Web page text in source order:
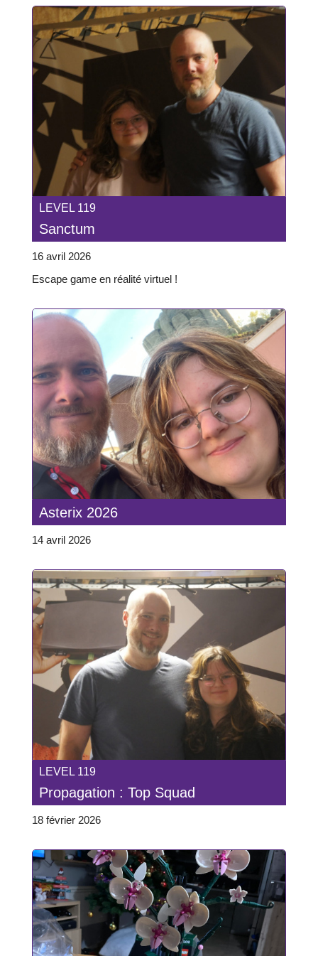
LEVEL 119
Sanctum
16 avril 2026
Escape game en réalité virtuel !
Asterix 2026
14 avril 2026
LEVEL 119
Propagation : Top Squad
18 février 2026